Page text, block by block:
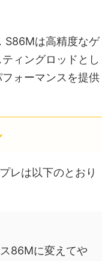
S86Mは高精度なゲ
ィングロッドとし
ォーマンスを提供
レは以下のとおり
86Mに変えてや